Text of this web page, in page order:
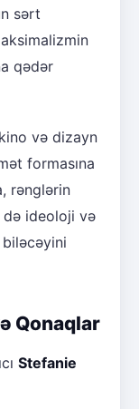
sərt
qədər
və dizayn
formasına
rənglərin
də ideoloji və
Qonaqlar
Stefanie